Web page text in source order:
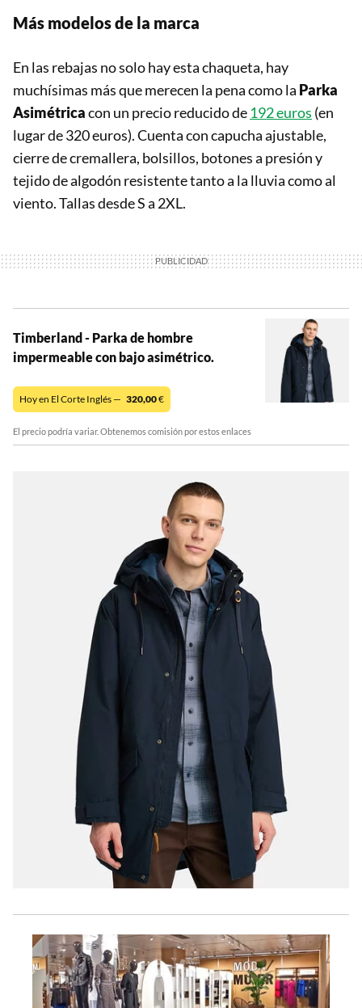
Más modelos de la marca
En las rebajas no solo hay esta chaqueta, hay
muchísimas más que merecen la pena como la Parka
Asimétricacon un precio reducido de 192 euros (en
lugar de 320 euros). Cuenta con capucha ajustable,
cierre de cremallera, bolsillos, botones a presión y
tejido de algodón resistente tanto a la lluvia como al
viento. Tallas desde S a 2XL.
Timberland - Parka de hombre
impermeable con bajo asimétrico.
Hoy en El Corte Inglés — 320,00€
El precio podría variar. Obtenemos comisión por estos enlaces